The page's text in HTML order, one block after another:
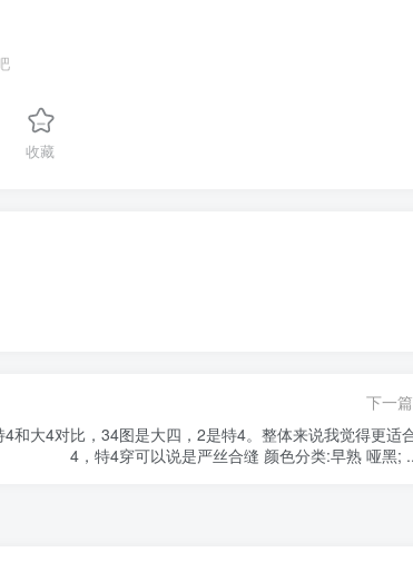
收藏
下一篇
4和大4对比，34图是大四，2是特4。整体来说我觉得更适
4，特4穿可以说是严丝合缝 颜色分类:早熟 哑黑;